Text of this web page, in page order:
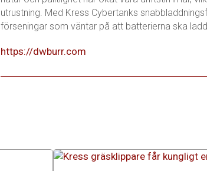
utrustning. Med Kress Cybertanks
förseningar som väntar på att batterierna ska
https://dwburr.com